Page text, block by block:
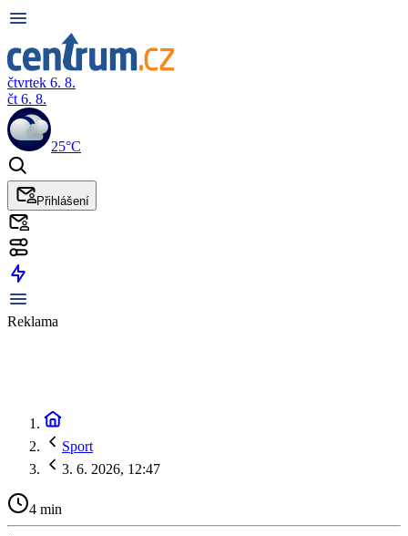
čtvrtek 6. 8.
čt 6. 8.
25°C
Přihlášení
Reklama
Sport
3. 6. 2026, 12:47
4 min